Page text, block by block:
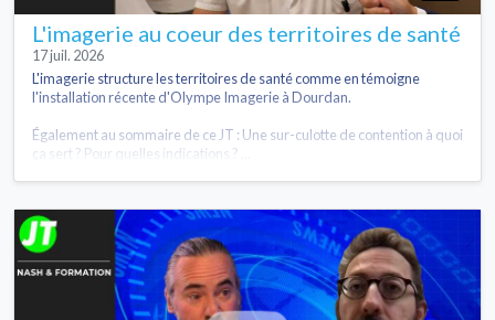
L'imagerie au coeur des territoires de santé
17 juil. 2026
L'imagerie structure les territoires de santé comme en témoigne
l'installation récente d'Olympe Imagerie à Dourdan.
Également au sommaire de ce JT : Une sur-culotte de contention à quoi
ça sert ? Pour quelles indications ? ...